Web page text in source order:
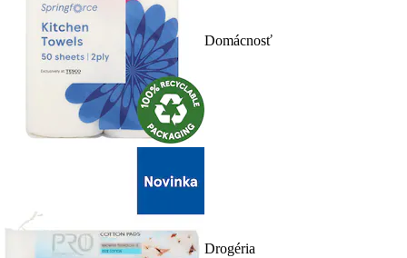
Domácnosť
Drogéria